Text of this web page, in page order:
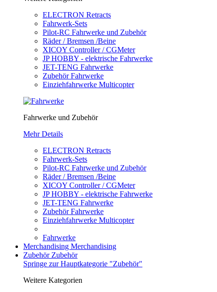
ELECTRON Retracts
Fahrwerk-Sets
Pilot-RC Fahrwerke und Zubehör
Räder / Bremsen /Beine
XICOY Controller / CGMeter
JP HOBBY - elektrische Fahrwerke
JET-TENG Fahrwerke
Zubehör Fahrwerke
Einziehfahrwerke Multicopter
Fahrwerke und Zubehör
Mehr Details
ELECTRON Retracts
Fahrwerk-Sets
Pilot-RC Fahrwerke und Zubehör
Räder / Bremsen /Beine
XICOY Controller / CGMeter
JP HOBBY - elektrische Fahrwerke
JET-TENG Fahrwerke
Zubehör Fahrwerke
Einziehfahrwerke Multicopter
Fahrwerke
Merchandising Merchandising
Zubehör Zubehör
Springe zur Hauptkategorie "Zubehör"
Weitere Kategorien